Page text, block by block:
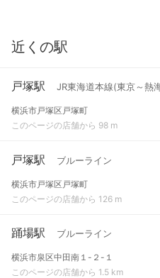
近くの駅
戸塚駅 JR東海道本線(東京～熱
横浜市戸塚区戸塚町
このページの店舗から 98 m
戸塚駅 ブルーライン
横浜市戸塚区戸塚町
このページの店舗から 126 m
踊場駅 ブルーライン
横浜市泉区中田南１-２-１
このページの店舗から 1.5 km